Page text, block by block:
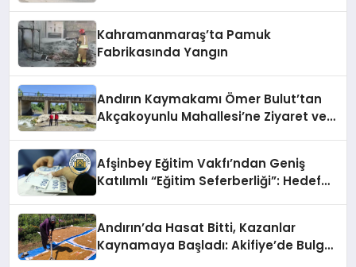
Kahramanmaraş’ta Pamuk
Fabrikasında Yangın
Andırın Kaymakamı Ömer Bulut’tan
Akçakoyunlu Mahallesi’ne Ziyaret ve
Afşinbey Eğitim Vakfı’ndan Geniş
Katılımlı “Eğitim Seferberliği”: Hedef
Andırın’da Hasat Bitti, Kazanlar
Kaynamaya Başladı: Akifiye’de Bulgur